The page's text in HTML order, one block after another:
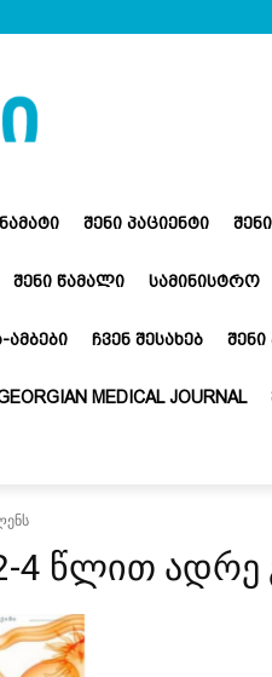
ᲨᲔᲜᲘ ᲞᲐᲪᲘᲔᲜᲢᲘ
ᲨᲔᲜᲘ ᲬᲐᲛᲐᲚᲘ ᲡᲐᲛᲘᲜᲘᲡᲢᲠᲝ
ᲐᲛᲑᲔᲑᲘ ᲩᲕᲔᲜ ᲨᲔᲡᲐᲮᲔᲑ
MEDICAL JOURNAL
4 წლით ადრე